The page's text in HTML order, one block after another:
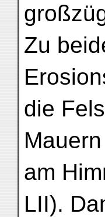
Zu
die
am
LII).